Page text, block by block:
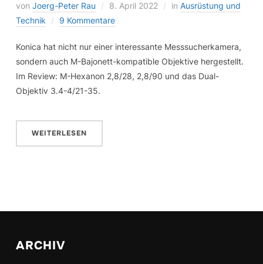
von Joerg-Peter Rau 8. April 2022 in Ausrüstung und
Technik
9 Kommentare
Konica hat nicht nur einer interessante Messsucherkamera,
sondern auch M-Bajonett-kompatible Objektive hergestellt.
Im Review: M-Hexanon 2,8/28, 2,8/90 und das Dual-
Objektiv 3.4-4/21-35.
WEITERLESEN
ARCHIV